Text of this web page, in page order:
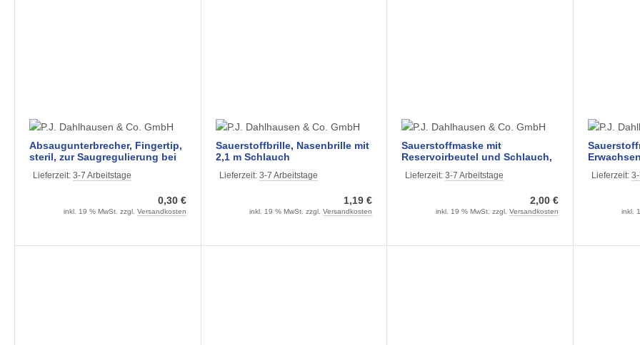
Absaugunterbrecher, Fingertip,
steril, zur Saugregulierung bei
Lieferzeit: 3-7 Arbeitstage
0,30 €
inkl. 19 % MwSt. zzgl. Versandkosten
Sauerstoffbrille, Nasenbrille mit
2,1 m Schlauch
Lieferzeit: 3-7 Arbeitstage
1,19 €
inkl. 19 % MwSt. zzgl.Versandkosten
Sauerstoffmaske mit
Reservoirbeutel und Schlauch,
Lieferzeit:3-7 Arbeitstage
2,00 €
inkl. 19 % MwSt. zzgl. Versandkosten
Lieferzeit:
inkl.